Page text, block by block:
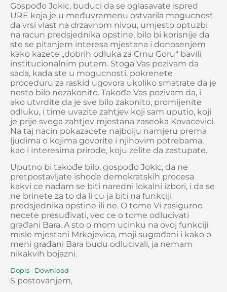
Gospođo Jokic, buduci da se oglasavate ispred
URE koja je u međuvremenu ostvarila mogucnost
da vrsi vlast na drzavnom nivou, umjesto optuzbi
na racun predsjednika opstine, bilo bi korisnije da
ste se pitanjem interesa mjestana i donosenjem
kako kazete „dobrih odluka za Crnu Goru“ bavili
institucionalnim putem. Stoga Vas pozivam da
sada, kada ste u mogucnosti, pokrenete
proceduru za raskid ugovora ukoliko smatrate da je
nesto bilo nezakonito. Takođe Vas pozivam da, i
ako utvrdite da je sve bilo zakonito, promijenite
odluku, i time uvazite zahtjev koji sam uputio, koji
je prije svega zahtjev mjestana zaseoka Kovacevici.
Na taj nacin pokazacete najbolju namjeru prema
ljudima o kojima govorite i njihovim potrebama,
kao i interesima prirode, koju zelite da zastupate.
Uputno bi takođe bilo, gospođo Jokic, da ne
pretpostavljate ishode demokratskih procesa
kakvi ce nadam se biti naredni lokalni izbori, i da se
ne brinete za to da li cu ja biti na funkciji
predsjednika opstine ili ne. O tome Vi zasigurno
necete presuđivati, vec ce o tome odlucivati
građani Bara. A sto o mom ucinku na ovoj funkciji
misle mjestani Mrkojevica, moji sugrađani i kako o
meni građani Bara budu odlucivali, ja nemam
nikakvih bojazni.
Dopis Download
S postovanjem,